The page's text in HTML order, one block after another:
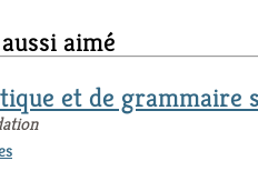
aimé
et de grammaire